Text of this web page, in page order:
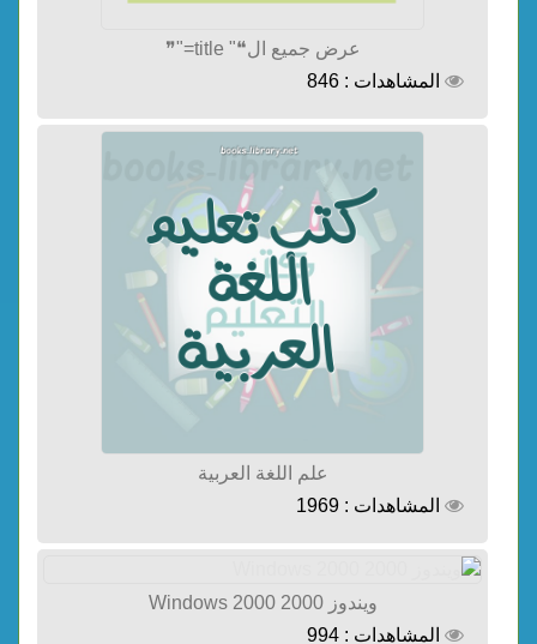
عرض جميع ال❝" title="❞
المشاهدات : 846
علم اللغة العربية
المشاهدات : 1969
ويندوز 2000 Windows 2000
المشاهدات : 994